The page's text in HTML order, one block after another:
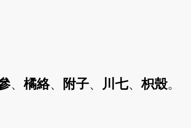
、 橘絡、 附子、 川七、枳殼。